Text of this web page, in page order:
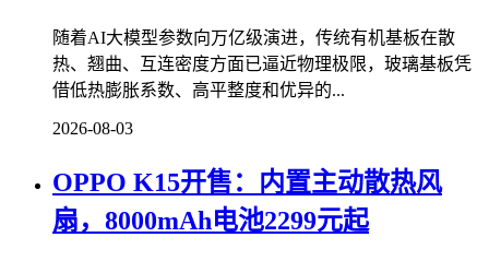
随着AI大模型参数向万亿级演进，传统有机基板在散
热、翘曲、互连密度方面已逼近物理极限，玻璃基板凭
借低热膨胀系数、高平整度和优异的...
2026-08-03
OPPO K15开售：内置主动散热风
扇，8000mAh电池2299元起